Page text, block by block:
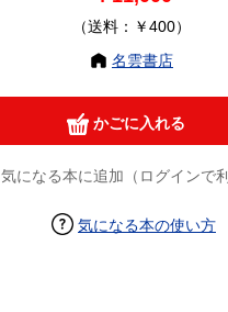
（送料：￥400）
名雲書店
かごに入れる
気になる本に追加（ログインで利
気になる本の使い方